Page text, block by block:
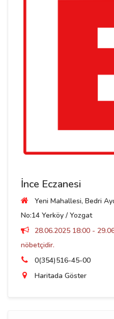
İnce Eczanesi
Yeni Mahallesi, Bedri
No:14 Yerköy / Yozgat
28.06.2025 18:00 -
nöbetçidir.
0(354)516-45-00
Haritada Göster